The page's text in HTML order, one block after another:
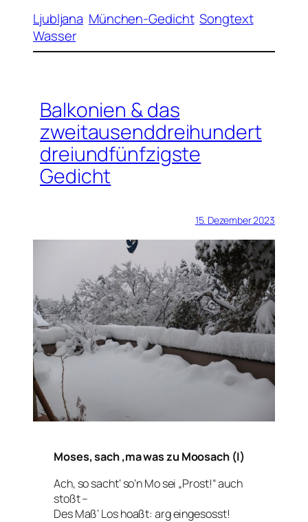
Ljubljana München-Gedicht Songtext
Wasser
Balkonien & das
zweitausenddreihundert
dreiundfünfzigste
Gedicht
15. Dezember 2023
Moses, sach ‚ma was zu Moosach (I)
Ach, so sacht‘ so’n Mo sei „Prost!“ auch
stoßt –
Des Maß‘ Los hoaßt: arg eingesosst!